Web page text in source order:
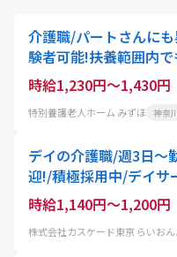
介護職/パートさんに
験者可能!扶養範囲内
チカ!主婦/主夫
時給1,230円～1,430円
特別養護老人ホーム みずほ 神奈
デイの介護職/週3日～
迎!/積極採用中/デイサ
時給1,140円～1,200円